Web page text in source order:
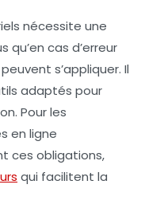
nécessite une
cas d’erreur
s’appliquer. Il
adaptés pour
Pour les
en ligne
ces obligations,
qui facilitent la